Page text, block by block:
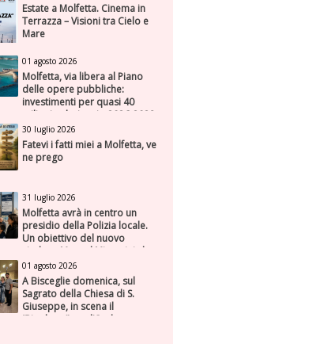
Estate a Molfetta. Cinema in
Terrazza – Visioni tra Cielo e
Mare
01 agosto 2026
Molfetta, via libera al Piano
delle opere pubbliche:
investimenti per quasi 40
milioni nel triennio 2026-2028
30 luglio 2026
Fatevi i fatti miei a Molfetta, ve
ne prego
31 luglio 2026
Molfetta avrà in centro un
presidio della Polizia locale.
Un obiettivo del nuovo
sindaco Manuel Minervini che
diviene realtà, con la speranza
di maggiore efficienza e
presenza sul territorio
01 agosto 2026
A Bisceglie domenica, sul
Sagrato della Chiesa di S.
Giuseppe, in scena il
“Rigoletto” con l’Orchestra